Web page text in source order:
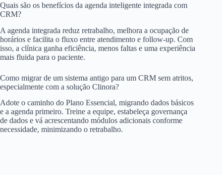
Quais são os benefícios da agenda inteligente integrada com
CRM?
A agenda integrada reduz retrabalho, melhora a ocupação de
horários e facilita o fluxo entre atendimento e follow-up. Com
isso, a clínica ganha eficiência, menos faltas e uma experiência
mais fluida para o paciente.
Como migrar de um sistema antigo para um CRM sem atritos,
especialmente com a solução Clinora?
Adote o caminho do Plano Essencial, migrando dados básicos
e a agenda primeiro. Treine a equipe, estabeleça governança
de dados e vá acrescentando módulos adicionais conforme
necessidade, minimizando o retrabalho.